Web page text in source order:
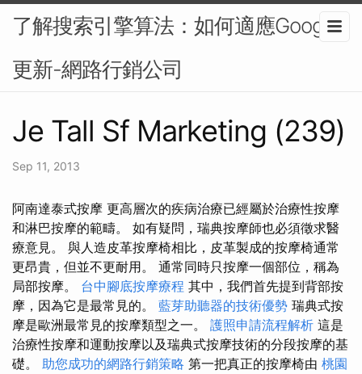
了解搜索引擎算法：如何適應Google
更新-網路行銷公司
Je Tall Sf Marketing (239)
Sep 11, 2013
阿南達泰式按摩 更高層次的疾病治療已經屬於治療性按摩
和淋巴按摩的範疇。 如有疑問，瑞典按摩師也必須徵求醫
療意見。 與人造皮革按摩椅相比，皮革製成的按摩椅通常
更昂貴，但並不更耐用。 通常同時只按摩一個部位，稱為
局部按摩。 台中腳底按摩療程 其中，我們首先提到背部按
摩，因為它是最常見的。 藍芽助聽器的技術優勢 瑞典式按
摩是歐洲最常見的按摩類型之一。 護照申請流程解析 這是
治療性按摩和運動按摩以及瑞典式按摩技術的分段按摩的基
礎。 助您成功的網路行銷策略 第一把真正的按摩椅由 桃園